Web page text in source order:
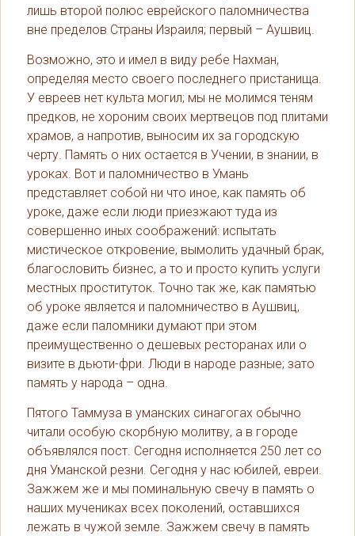
лишь второй полюс еврейского паломничества
вне пределов Страны Израиля; первый – Аушвиц.
Возможно, это и имел в виду ребе Нахман,
определяя место своего последнего пристанища.
У евреев нет культа могил; мы не молимся теням
предков, не хороним своих мертвецов под плитами
храмов, а напротив, выносим их за городскую
черту. Память о них остается в Учении, в знании, в
уроках. Вот и паломничество в Умань
представляет собой ни что иное, как память об
уроке, даже если люди приезжают туда из
совершенно иных соображений: испытать
мистическое откровение, вымолить удачный брак,
благословить бизнес, а то и просто купить услуги
местных проституток. Точно так же, как памятью
об уроке является и паломничество в Аушвиц,
даже если паломники думают при этом
преимущественно о дешевых ресторанах или о
визите в дьюти-фри. Люди в народе разные; зато
память у народа – одна.
Пятого Таммуза в уманских синагогах обычно
читали особую скорбную молитву, а в городе
объявлялся пост. Сегодня исполняется 250 лет со
дня Уманской резни. Сегодня у нас юбилей, евреи.
Зажжем же и мы поминальную свечу в память о
наших мучениках всех поколений, оставшихся
лежать в чужой земле. Зажжем свечу в память